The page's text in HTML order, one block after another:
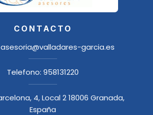
CONTACTO
asesoria@valladares-garcia.es
Telefono: 958131220
4, Local 2 18006 Granada,
España